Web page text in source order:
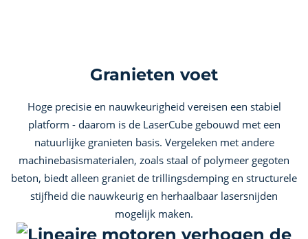
Granieten voet
Hoge precisie en nauwkeurigheid vereisen een stabiel
platform - daarom is de LaserCube gebouwd met een
natuurlijke granieten basis. Vergeleken met andere
machinebasismaterialen, zoals staal of polymeer gegoten
beton, biedt alleen graniet de trillingsdemping en structurele
stijfheid die nauwkeurig en herhaalbaar lasersnijden
mogelijk maken.